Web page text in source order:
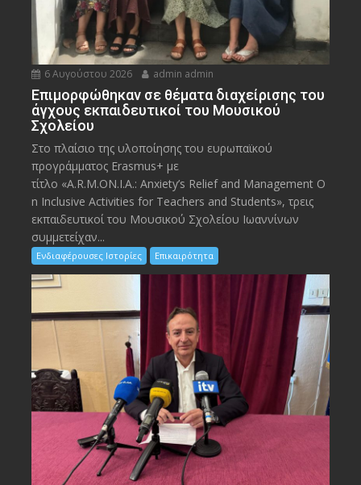
6 Αυγούστου 2026 admin admin
Eπιμορφώθηκαν σε θέματα διαχείρισης του
άγχους εκπαιδευτικοί του Μουσικού
Σχολείου
Στο πλαίσιο της υλοποίησης του ευρωπαϊκού
προγράμματος Erasmus+ με
τίτλο «A.R.M.ON.I.A.: Anxiety’s Relief and Management O
n Inclusive Activities for Teachers and Students», τρεις
εκπαιδευτικοί του Μουσικού Σχολείου Ιωαννίνων
συμμετείχαν...
Ενδιαφέρουσες Ιστορίες Επικαιρότητα